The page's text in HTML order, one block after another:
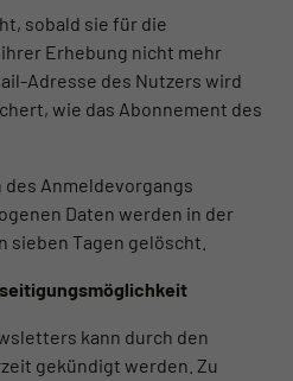
sobald sie für die
Erhebung nicht mehr
Adresse des Nutzers wird
wie das Abonnement des
des Anmeldevorgangs
Daten werden in der
sieben Tagen gelöscht.
kann durch den
gekündigt werden. Zu